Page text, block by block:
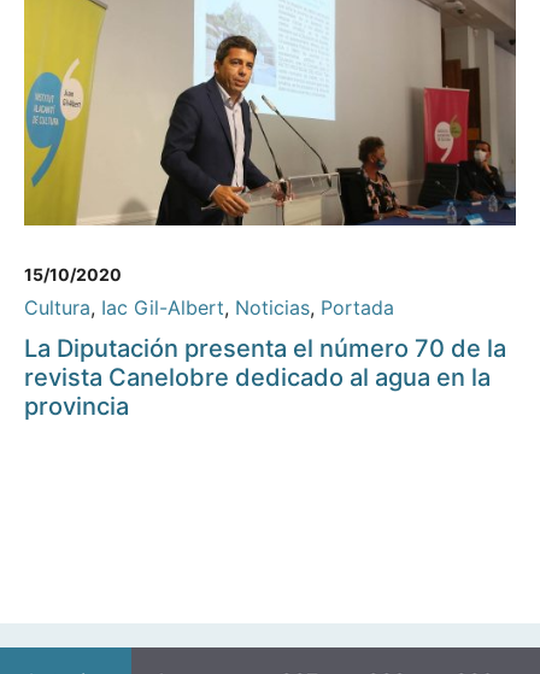
15/10/2020
Cultura, Iac Gil-Albert, Noticias, Portada
La Diputación presenta el número 70 de la
revista Canelobre dedicado al agua en la
provincia